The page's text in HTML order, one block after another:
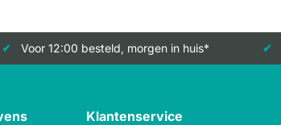
Voor 12:00 besteld, morgen in huis*
Klantenservice